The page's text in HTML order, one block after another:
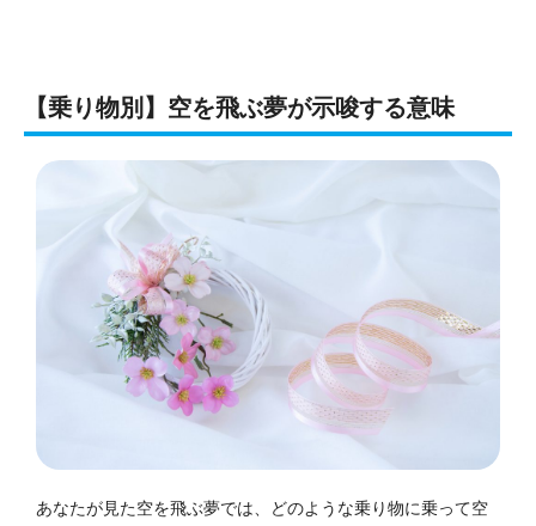
【乗り物別】空を飛ぶ夢が示唆する意味
あなたが見た空を飛ぶ夢では、どのような乗り物に乗って空